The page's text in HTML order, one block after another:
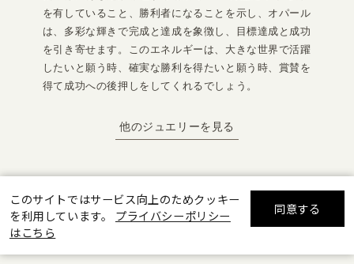
絞り込んで検索する
を有していること、勝利者になることを示し、オパール
は、多彩な輝きで完成と達成を象徴し、目標達成と成功
を引き寄せます。このエネルギーは、大きな世界で活躍
したいと願う時、確実な勝利を得たいと願う時、賞賛を
得て成功への後押しをしてくれるでしょう。
他のジュエリーを見る
このサイトではサービス向上のためクッキー
を利用しています。 プライバシーポリシー
はこちら
同意する